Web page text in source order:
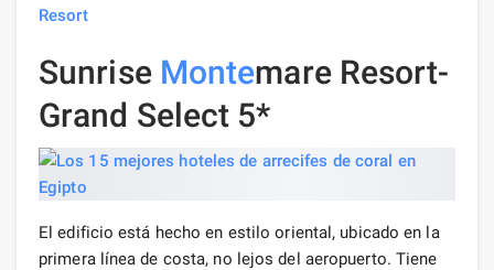
Resort
Sunrise Montemare Resort-
Grand Select 5*
El edificio está hecho en estilo oriental, ubicado en la
primera línea de costa, no lejos del aeropuerto. Tiene